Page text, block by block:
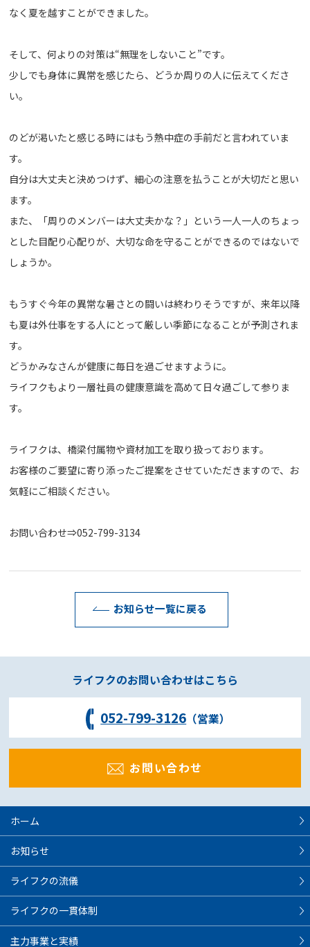
なく夏を越すことができました。
そして、何よりの対策は“無理をしないこと”です。
少しでも身体に異常を感じたら、どうか周りの人に伝えてくださ
い。
のどが渇いたと感じる時にはもう熱中症の手前だと言われていま
す。
自分は大丈夫と決めつけず、細心の注意を払うことが大切だと思い
ます。
また、「周りのメンバーは大丈夫かな？」という一人一人のちょっ
とした目配り心配りが、大切な命を守ることができるのではないで
しょうか。
もうすぐ今年の異常な暑さとの闘いは終わりそうですが、来年以降
も夏は外仕事をする人にとって厳しい季節になることが予測されま
す。
どうかみなさんが健康に毎日を過ごせますように。
ライフクもより一層社員の健康意識を高めて日々過ごして参りま
す。
ライフクは、橋梁付属物や資材加工を取り扱っております。
お客様のご要望に寄り添ったご提案をさせていただきますので、お
気軽にご相談ください。
お問い合わせ⇒052-799-3134
お知らせ一覧に戻る
ライフクのお問い合わせはこちら
052-799-3126 （営業）
お問い合わせ
ホーム
お知らせ
ライフクの流儀
ライフクの一貫体制
主力事業と実績